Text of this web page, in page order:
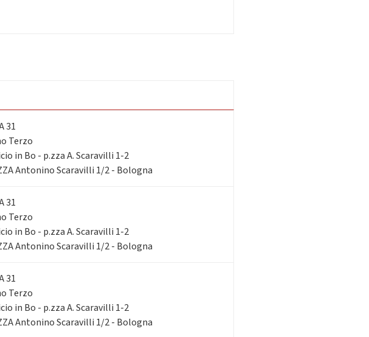
31
Terzo
in Bo - p.zza A. Scaravilli 1-2
Antonino Scaravilli 1/2 - Bologna
31
Terzo
in Bo - p.zza A. Scaravilli 1-2
Antonino Scaravilli 1/2 - Bologna
31
Terzo
in Bo - p.zza A. Scaravilli 1-2
Antonino Scaravilli 1/2 - Bologna